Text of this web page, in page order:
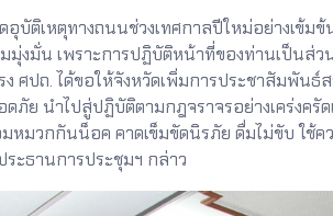
เหตุทางถนนช่วงเทศกาลปีใหม่อย่างเข้ม
มั่น เพราะการปฏิบัติหน้าที่ของท่านเป็นส่ว
ง ศปถ. ได้ขอให้จังหวัดเพิ่มการประชาสัมพั
ย นำไปสู่ปฏิบัติตามกฎจราจรอย่างเคร่งค
วกกันน็อค คาดเข็มขัดนิรภัย ดื่มไม่ขับ ใช้ค
ะธานการประชุมฯ กล่าว